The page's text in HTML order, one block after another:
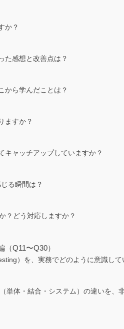
か？
た感想と改善点は？
から学んだことは？
ますか？
キャッチアップしていますか？
る瞬間は？
？どう対応しますか？
（Q11〜Q30）
）を、実務でどのように意識して
単体・結合・システム）の違いを、